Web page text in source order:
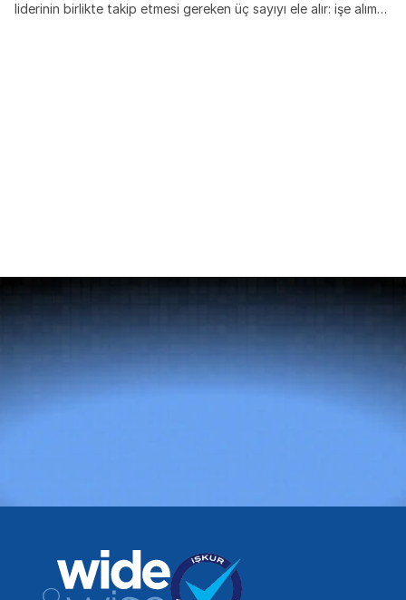
liderinin birlikte takip etmesi gereken üç sayıyı ele alır: işe alım
Doğru
Bir Toplantı Planlayın